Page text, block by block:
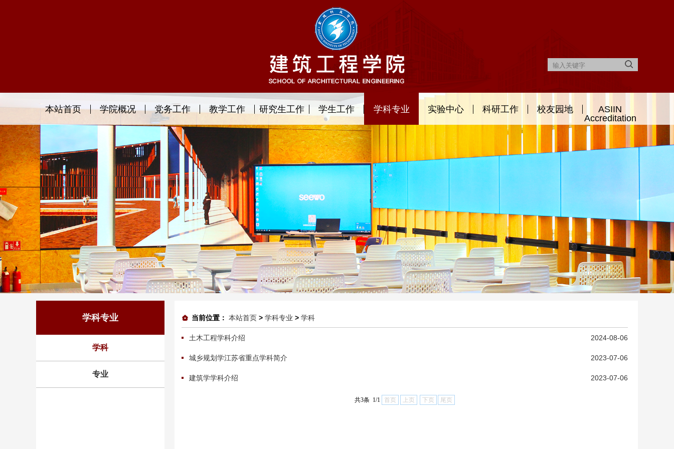
本站首页 学院概况 党务工作 教学工作 研究生工作 学生工作 学科专业 实验中心 科研工作 校友园地
ASIIN
Accreditation
学科专业
学科
专业
当前位置： 本站首页 > 学科专业 > 学科
2024-08-06
土木工程学科介绍
2023-07-06
城乡规划学江苏省重点学科简介
2023-07-06
建筑学学科介绍
共3条 1/1 首页 上页 下页 尾页